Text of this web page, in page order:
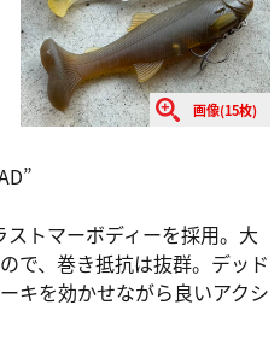
画像(15枚)
トマーボディーを採用。大
で、巻き抵抗は抜群。デッド
キを効かせながら良いアクシ